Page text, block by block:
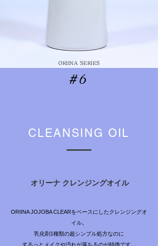
CLEANSING OIL
オリーナ クレンジングオイル
ORIINA JOJOBA CLEARをベースにしたクレンジングオ
イル。
乳化剤1種類の超シンプル処方なのに
するっとメイクや汚れが落ちるのが特徴です。
ORIINA SERIES
＃6